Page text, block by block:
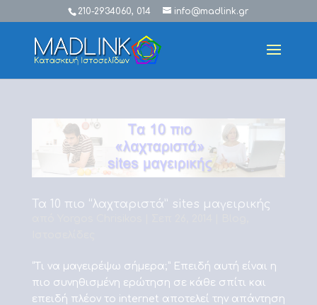
210-2934060, 014 info@madlink.gr
Τα 10 πιο “λαχταριστά” sites μαγειρικής
“Τι να μαγειρέψω σήμερα;” Επειδή αυτή είναι η
πιο συνηθισμένη ερώτηση σε κάθε σπίτι και
επειδή πλέον το internet αποτελεί την απάντηση